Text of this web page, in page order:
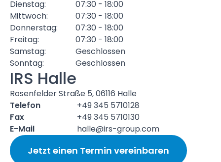
Dienstag:
07:30 - 18:00
Mittwoch:
07:30 - 18:00
Donnerstag:
07:30 - 18:00
Freitag:
07:30 - 18:00
Samstag:
Geschlossen
Sonntag:
Geschlossen
IRS Halle
Rosenfelder Straße 5, 06116 Halle
Telefon
+49 345 5710128
Fax
+49 345 5710130
E-Mail
halle@irs-group.com
Jetzt einen Termin vereinbaren